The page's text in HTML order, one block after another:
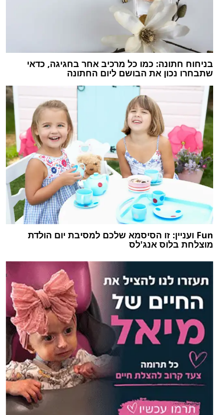
בניחוח חתונה: כמו כל מרכיב אחר בחגיגה, כדאי
שתבחרו נכון את הבושם ליום החתונה
Fun ועניין: זו הסיסמא שלכם למסיבת יום הולדת
מוצלחת בלוס אנג'לס